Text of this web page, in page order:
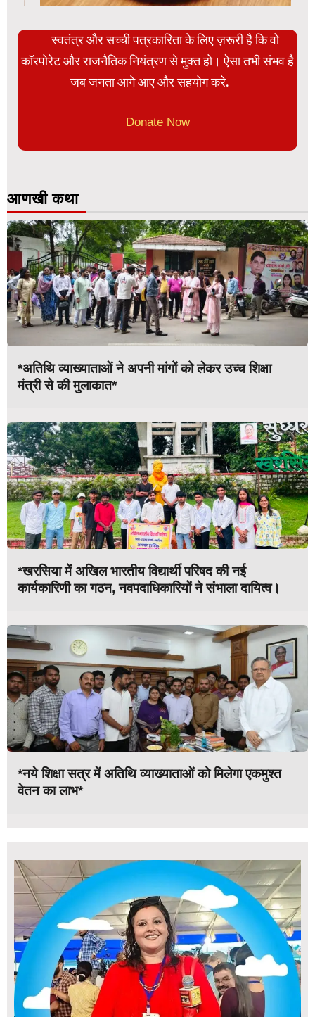
स्वतंत्र और सच्ची पत्रकारिता के लिए ज़रूरी है कि वो
कॉरपोरेट और राजनैतिक नियंत्रण से मुक्त हो। ऐसा तभी संभव है
जब जनता आगे आए और सहयोग करे.
Donate Now
आणखी कथा
*अतिथि व्याख्याताओं ने अपनी मांगों को लेकर उच्च शिक्षा
मंत्री से की मुलाकात*
*खरसिया में अखिल भारतीय विद्यार्थी परिषद की नई
कार्यकारिणी का गठन, नवपदाधिकारियों ने संभाला दायित्व।
*नये शिक्षा सत्र में अतिथि व्याख्याताओं को मिलेगा एकमुश्त
वेतन का लाभ*